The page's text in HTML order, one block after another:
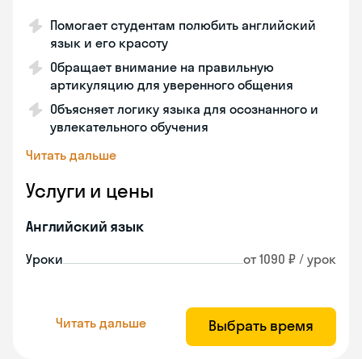
Помогает студентам полюбить английский
язык и его красоту
Обращает внимание на правильную
артикуляцию для уверенного общения
Объясняет логику языка для осознанного и
увлекательного обучения
Читать дальше
Услуги и цены
Английский язык
Уроки от 1090 ₽ / урок
Читать дальше Выбрать время